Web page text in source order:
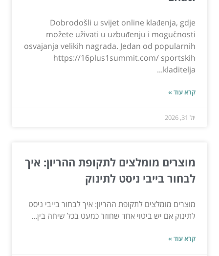
Dobrodošli u svijet online klađenja, gdje
možete uživati u uzbuđenju i mogućnosti
osvajanja velikih nagrada. Jedan od popularnih
https://16plus1summit.com/ sportskih
kladitelja...
קרא עוד »
יול 31, 2026
מוצרים מומלצים לתקופת ההריון: איך
לבחור בייבי ניסט לתינוק
מוצרים מומלצים לתקופת ההריון: איך לבחור בייבי ניסט
לתינוק אם יש ביטוי אחד שחוזר כמעט בכל שיחה בין...
קרא עוד »